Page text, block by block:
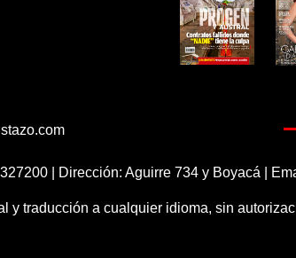
| Dirección: Aguirre 734 y Boyacá |
y traducción a cualquier idioma, sin